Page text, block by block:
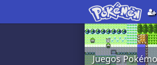
Juegos